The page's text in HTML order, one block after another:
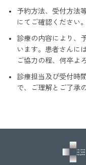
予約方法、受付方法
にてご確認ください。
診療の内容により、
います。患者さんに
ご協力の程、何卒よ
診療担当及び受付時
で、ご理解とご了承